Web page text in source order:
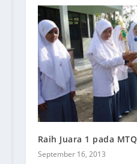
Raih Juara 1 pada
September 16, 2013